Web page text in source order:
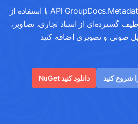
با استفاده از API GroupDocs.Metadata for .NET، ویژگی‌های
گسترده‌ای از اسناد تجاری، تصاویر،
NuGet دانلود کنید شروع کنید